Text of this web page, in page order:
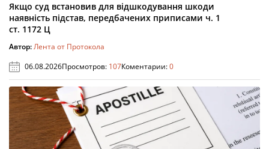
Якщо суд встановив для відшкодування шкоди
наявність підстав, передбачених приписами ч. 1
ст. 1172 Ц
Автор:Лента от Протокола
06.08.2026Просмотров: 107Коментарии:0